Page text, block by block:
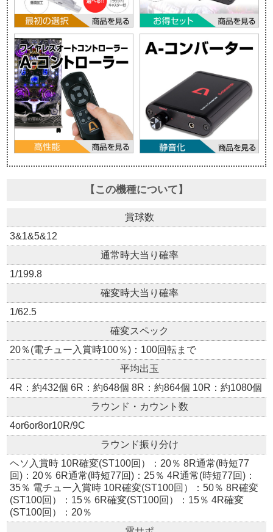
【この機種について】
賞球数
3&1&5&12
通常時大当り確率
1/199.8
確変時大当り確率
1/62.5
確変スペック
20％(電チュー入賞時100％)：100回転まで
平均出玉
4R：約432個 6R：約648個 8R：約864個 10R：約1080個
ラウンド・カウント数
4or6or8or10R/9C
ラウンド振り分け
ヘソ入賞時 10R確変(ST100回）：20％ 8R通常(時短77
回)：20％ 6R通常(時短77回)：25％ 4R通常(時短77回)：
35％ 電チュー入賞時 10R確変(ST100回）：50％ 8R確変
(ST100回）：15％ 6R確変(ST100回）：15％ 4R確変
(ST100回）：20％